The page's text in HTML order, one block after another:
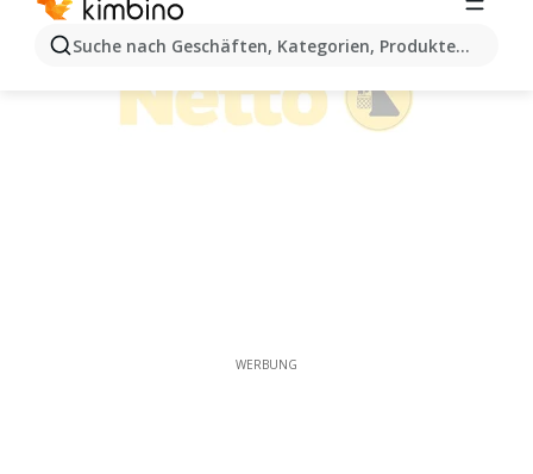
Suche nach Geschäften, Kategorien, Produkten...
WERBUNG